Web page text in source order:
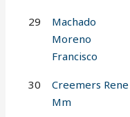
29
Machado
Moreno
Francisco
30
Creemers Rene
Mm